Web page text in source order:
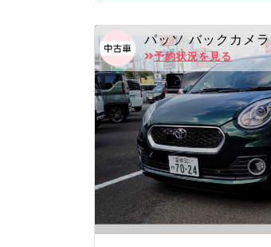
パッソ バックカメラ
予約状況を見る